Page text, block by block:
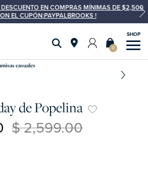
DESCUENTO EN COMPRAS MÍNIMAS DE $2,500
EL CUPÓN:PAYPALBROOKS !
0
casuales
de Popelina
$ 2,599.00